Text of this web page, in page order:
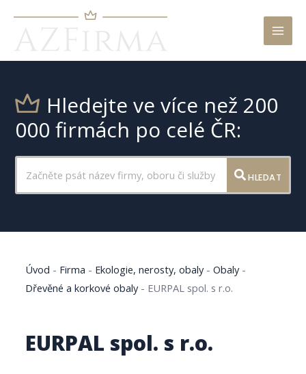
Hledejte ve více než 200
000 firmách po celé ČR:
HLEDAT
Úvod - Firma - Ekologie, nerosty, obaly-Obaly-
Dřevěné a korkové obaly- EURPAL spol. s r.o.
EURPAL spol. s r.o.